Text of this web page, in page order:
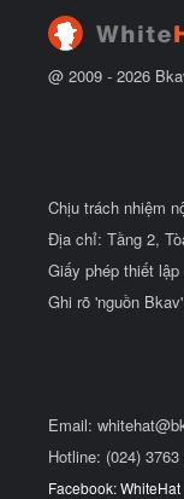
@ 2009 - 2026
Chịu trách nhiệm
Địa chỉ: Tầng 2,
Giấy phép thiết
Ghi rõ 'nguồn
Email:
Hotline: (024) 3763
Facebook: WhiteHat